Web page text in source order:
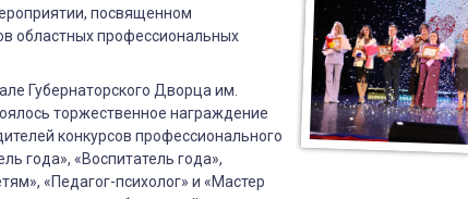
посвященном
областных профессиональных
Губернаторского Дворца им.
торжественное награждение
конкурсов профессионального
года», «Воспитатель года»,
«Педагог-психолог» и «Мастер